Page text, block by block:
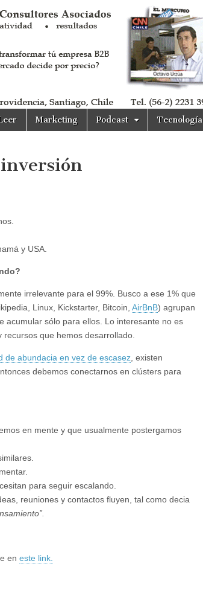
Marketing Podcast Tecnología
y USA.
irrelevante para el 99%. Busco a ese 1% que
Linux, Kickstarter, Bitcoin, AirBnB) agrupan
acumular sólo para ellos. Lo interesante no es
que hemos desarrollado.
de abundacia en vez de escasez , existen
debemos conectarnos en clústers para
en mente y que usualmente postergamos
para seguir escalando.
reuniones y contactos fluyen, tal como decia
en este link.